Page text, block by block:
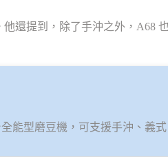
他還提到，除了手沖之外，A68
能型磨豆機，可支援手沖、義